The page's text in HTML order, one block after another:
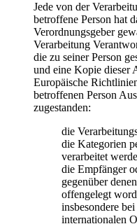
Jede von der
betroffene Person hat
Verordnungsgeber
Verarbeitung
die zu seiner Person
und eine Kopie dieser
Europäische
betroffenen Person
zugestanden:
die
die Kategorien
verarbeitet
die Empfänger
gegenüber
offengelegt
insbesondere
internationalen